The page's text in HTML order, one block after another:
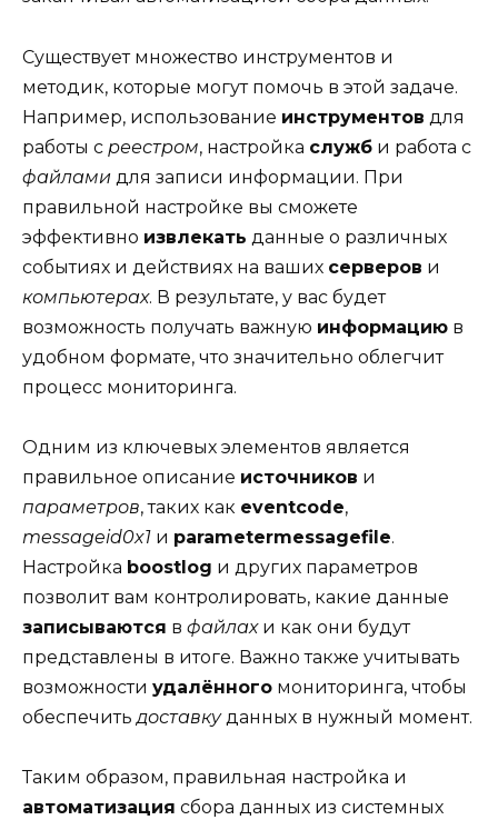
Существует множество инструментов и
методик, которые могут помочь в этой задаче.
Например, использование инструментов для
работы с реестром, настройка служб и работа с
файлами для записи информации. При
правильной настройке вы сможете
эффективно извлекать данные о различных
событиях и действиях на ваших серверов и
компьютерах. В результате, у вас будет
возможность получать важную информацию в
удобном формате, что значительно облегчит
процесс мониторинга.
Одним из ключевых элементов является
правильное описание источников и
параметров, таких как eventcode,
messageid0x1 и parametermessagefile.
Настройка boostlog и других параметров
позволит вам контролировать, какие данные
записываются в файлахи как они будут
представлены в итоге. Важно также учитывать
возможности удалённого мониторинга, чтобы
обеспечить доставкуданных в нужный момент.
Таким образом, правильная настройка и
автоматизация сбора данных из системных